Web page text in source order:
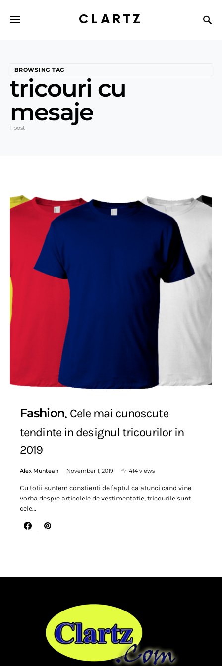
CLARTZ
BROWSING TAG
tricouri cu
mesaje
1 post
Fashion Cele mai cunoscute
tendinte in designul tricourilor in
2019
Alex Muntean November 1, 2019 414 views
Cu totii suntem constienti de faptul ca atunci cand vine
vorba despre articolele de vestimentatie, tricourile sunt
cele…